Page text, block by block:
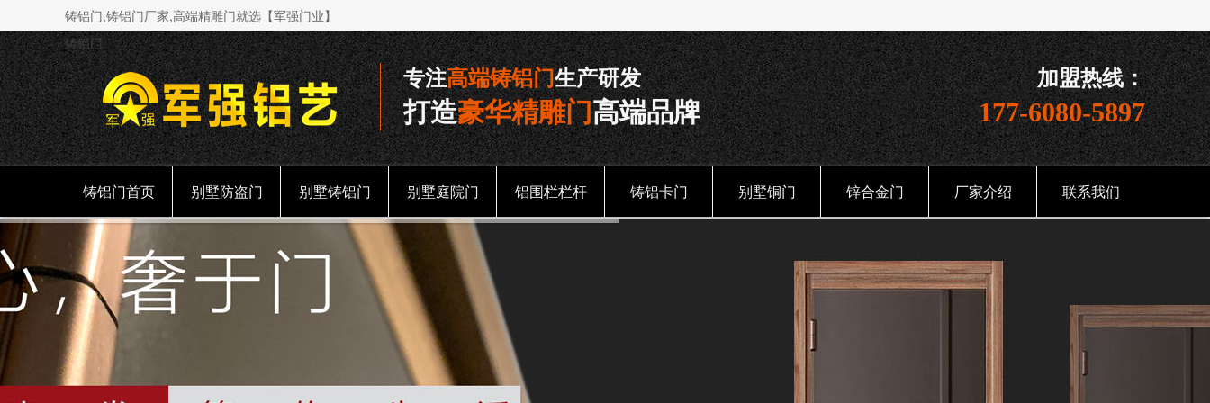
铸铝门,铸铝门厂家,高端精雕门就选【军强门业】
铸铝门
专注高端铸铝门生产研发
打造豪华精雕门高端品牌
加盟热线：
177-6080-5897
铸铝门首页 别墅防盗门 别墅铸铝门 别墅庭院门 铝围栏栏杆 铸铝卡门 别墅铜门 锌合金门 厂家介绍 联系我们